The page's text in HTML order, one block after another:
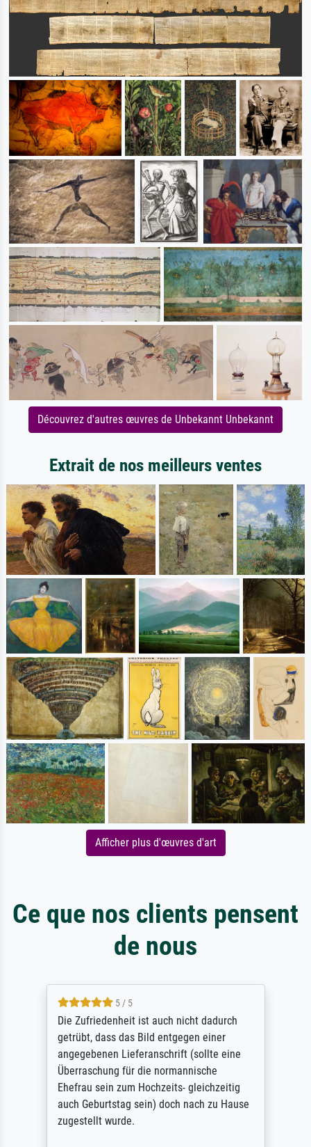
Découvrez d'autres œuvres de Unbekannt Unbekannt
Extrait de nos meilleurs ventes
Afficher plus d'œuvres d'art
Ce que nos clients pensent
de nous
5 / 5
Die Zufriedenheit ist auch nicht dadurch
getrübt, dass das Bild entgegen einer
angegebenen Lieferanschrift (sollte eine
Überraschung für die normannische
Ehefrau sein zum Hochzeits- gleichzeitig
auch Geburtstag sein) doch nach zu Hause
zugestellt wurde.